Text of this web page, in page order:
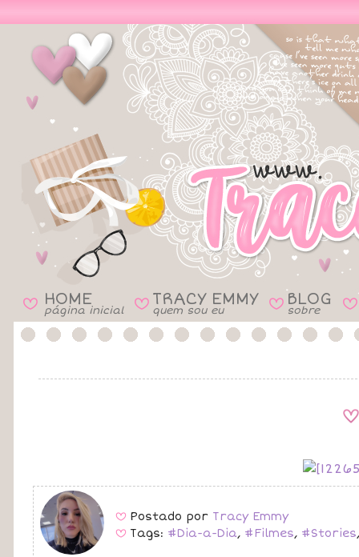
B HOME
página inicial B TRACY EMMY
quem sou eu B BLOG
sobre B
A
B Postado por Tracy Emmy
B Tags: #Dia-a-Dia, #Filmes, #Stories